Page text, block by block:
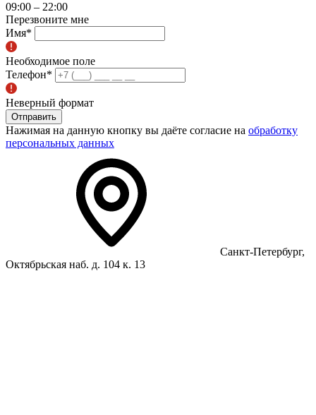
09:00 – 22:00
Перезвоните мне
Имя*
Необходимое поле
Телефон*
Неверный формат
Отправить
Нажимая на данную кнопку вы даёте согласие на обработку
персональных данных
Санкт-Петербург,
Октябрьская наб. д. 104 к. 13